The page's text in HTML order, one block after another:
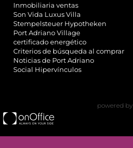
Inmobiliaria ventas
Son Vida Luxus Villa
Stempelsteuer Hypotheken
Port Adriano Village
certificado energético
Criterios de búsqueda al comprar
Noticias de Port Adriano
Social Hipervínculos
powered by